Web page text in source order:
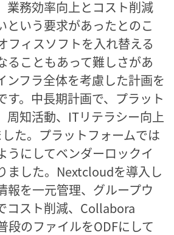
業務効率向上とコスト削減
という要求があったとのこ
フィスソフトを入れ替える
ることもあって難しさがあ
ンフラ全体を考慮した計画を
す。中長期計画で、プラット
周知活動、ITリテラシー向上
た。プラットフォームでは
うにしてベンダーロックイ
ました。Nextcloudを導入し
報を一元管理、グループウ
コスト削減、Collabora
段のファイルをODFにして